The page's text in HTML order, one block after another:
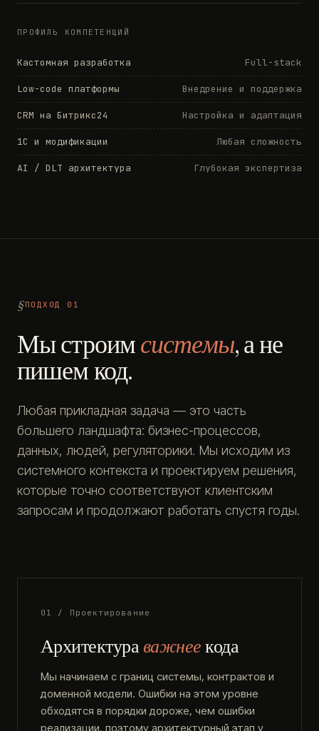
ПРОФИЛЬ КОМПЕТЕНЦИЙ
Кастомная разработка Full-stack
Low-code платформы Внедрение и поддержка
CRM на Битрикс24 Настройка и адаптация
1С и модификации Любая сложность
AI / DLT архитектура Глубокая экспертиза
ПОДХОД 01
Мы строимсистемы, а не
пишем код.
Любая прикладная задача — это часть
большего ландшафта: бизнес-процессов,
данных, людей, регуляторики. Мы исходим из
системного контекста и проектируем решения,
которые точно соответствуют клиентским
запросам и продолжают работать спустя годы.
01 / Проектирование
Архитектураважнеекода
Мы начинаем с границ системы, контрактов и
доменной модели. Ошибки на этом уровне
обходятся в порядки дороже, чем ошибки
реализации, поэтому архитектурный этап у